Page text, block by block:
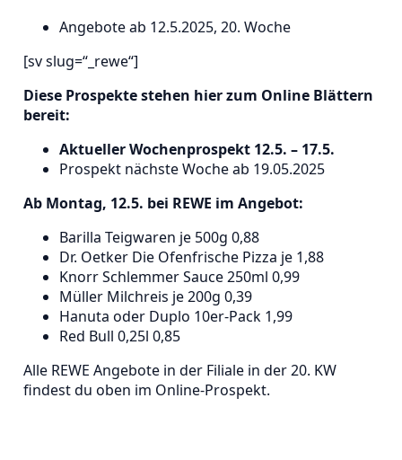
Angebote ab 12.5.2025, 20. Woche
[sv slug=“_rewe“]
Diese Prospekte stehen hier zum Online Blättern
bereit:
Aktueller Wochenprospekt 12.5. – 17.5.
Prospekt nächste Woche ab 19.05.2025
Ab Montag, 12.5. bei REWE im Angebot:
Barilla Teigwaren je 500g 0,88
Dr. Oetker Die Ofenfrische Pizza je 1,88
Knorr Schlemmer Sauce 250ml 0,99
Müller Milchreis je 200g 0,39
Hanuta oder Duplo 10er-Pack 1,99
Red Bull 0,25l 0,85
Alle REWE Angebote in der Filiale in der 20. KW
findest du oben im Online-Prospekt.